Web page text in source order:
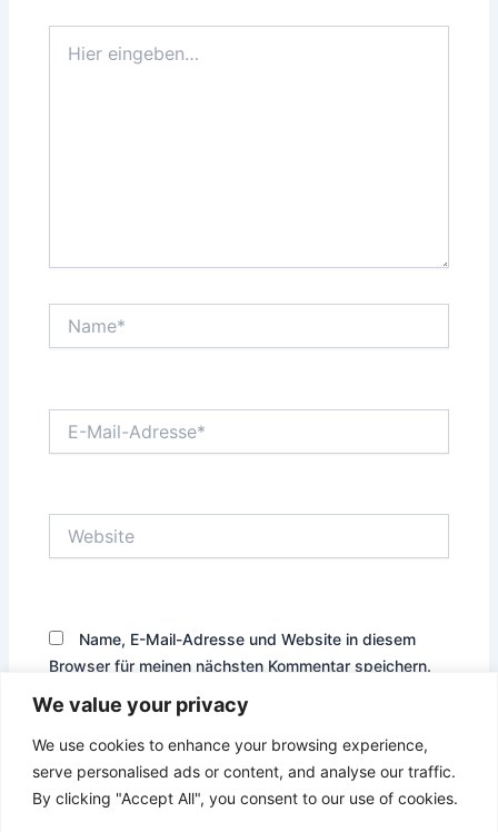
We value your privacy
We use cookies to enhance your browsing experience,
serve personalised ads or content, and analyse our traffic.
By clicking "Accept All", you consent to our use of cookies.
eingeben…
Mail-
Name, E-Mail-Adresse und Website in diesem
Browser für meinen nächsten Kommentar speichern.